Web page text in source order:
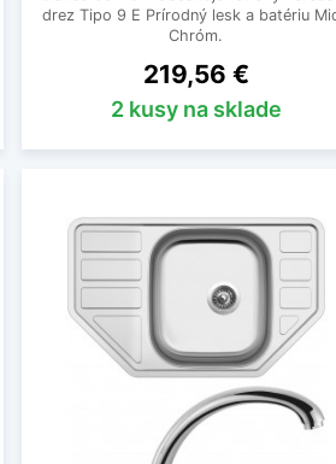
drez Tipo 9 E Prírodný lesk a batériu
Chróm.
Cena
219,56 €
2 kusy na sklade